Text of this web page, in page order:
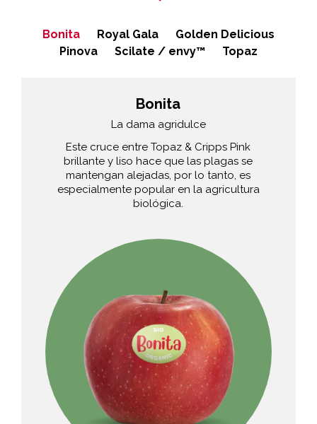
Bonita
La dama agridulce
Este cruce entre Topaz & Cripps Pink
brillante y liso hace que las plagas se
mantengan alejadas, por lo tanto, es
especialmente popular en la agricultura
biológica.
Bonita Royal Gala
Golden Delicious
Pinova
Scilate / envy™ Topaz